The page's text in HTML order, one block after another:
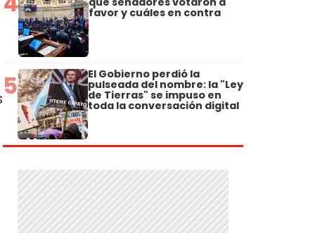
favor y cuáles en contra
5 El Gobierno perdió la
pulseada del nombre: la "Ley
de Tierras" se impuso en
toda la conversación digital